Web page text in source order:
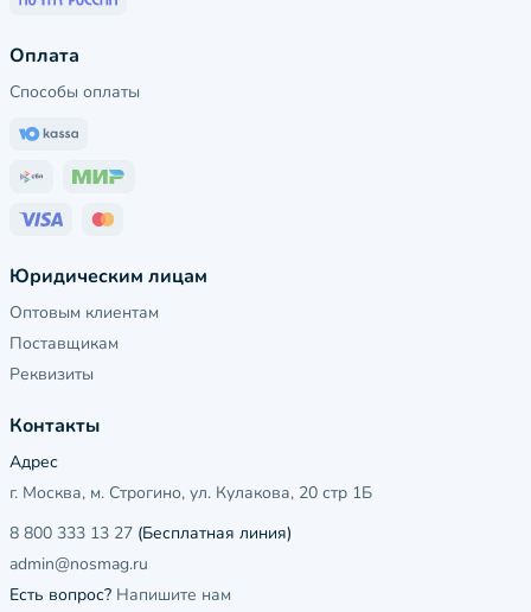
Оплата
Способы оплаты
Юридическим лицам
Оптовым клиентам
Поставщикам
Реквизиты
Контакты
Адрес
г. Москва, м. Строгино, ул. Кулакова, 20 стр 1Б
8 800 333 13 27 (Бесплатная линия)
admin@nosmag.ru
Есть вопрос? Напишите нам